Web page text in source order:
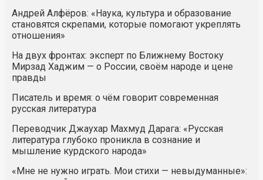
Андрей Алфёров: «Наука, культура и образование
становятся скрепами, которые помогают укреплять
отношения»
На двух фронтах: эксперт по Ближнему Востоку
Мирзад Хаджим — о России, своём народе и цене
правды
Писатель и время: о чём говорит современная
русская литература
Переводчик Джаухар Махмуд Дарага: «Русская
литература глубоко проникла в сознание и
мышление курдского народа»
«Мне не нужно играть. Мои стихи — невыдуманные»: